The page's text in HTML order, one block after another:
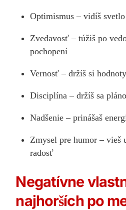
Optimismus – vidíš
Zvedavosť – túžiš po
pochopení
Vernosť – držíš si
Disciplína – držíš sa
Nadšenie – prinášaš
Zmysel pre humor –
radosť
Negatívne
najhorších po